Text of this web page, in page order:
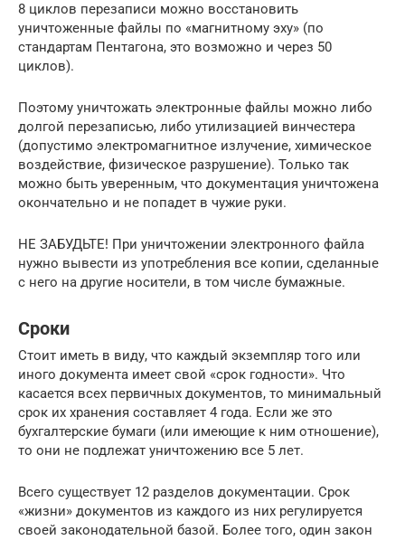
8 циклов перезаписи можно восстановить
уничтоженные файлы по «магнитному эху» (по
стандартам Пентагона, это возможно и через 50
циклов).
Поэтому уничтожать электронные файлы можно либо
долгой перезаписью, либо утилизацией винчестера
(допустимо электромагнитное излучение, химическое
воздействие, физическое разрушение). Только так
можно быть уверенным, что документация уничтожена
окончательно и не попадет в чужие руки.
НЕ ЗАБУДЬТЕ! При уничтожении электронного файла
нужно вывести из употребления все копии, сделанные
с него на другие носители, в том числе бумажные.
Сроки
Стоит иметь в виду, что каждый экземпляр того или
иного документа имеет свой «срок годности». Что
касается всех первичных документов, то минимальный
срок их хранения составляет 4 года. Если же это
бухгалтерские бумаги (или имеющие к ним отношение),
то они не подлежат уничтожению все 5 лет.
Всего существует 12 разделов документации. Срок
«жизни» документов из каждого из них регулируется
своей законодательной базой. Более того, один закон